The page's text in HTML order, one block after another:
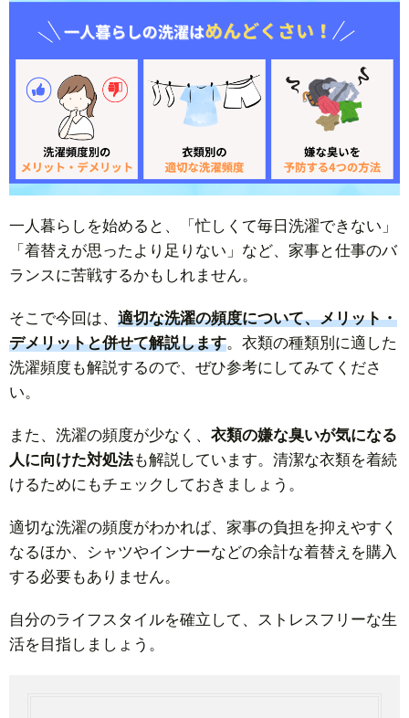
一人暮らしを始めると、「忙しくて毎日洗濯できない」
「着替えが思ったより足りない」など、家事と仕事のバ
ランスに苦戦するかもしれません。
そこで今回は、 適切な洗濯の頻度について、メリット・
デメリットと併せて解説します。衣類の種類別に適した
洗濯頻度も解説するので、ぜひ参考にしてみてくださ
い。
また、洗濯の頻度が少なく、 衣類の嫌な臭いが気になる
人に向けた対処法も解説しています。清潔な衣類を着続
けるためにもチェックしておきましょう。
適切な洗濯の頻度がわかれば、家事の負担を抑えやすく
なるほか、シャツやインナーなどの余計な着替えを購入
する必要もありません。
自分のライフスタイルを確立して、ストレスフリーな生
活を目指しましょう。